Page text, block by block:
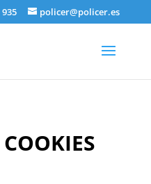
935 policer@policer.es